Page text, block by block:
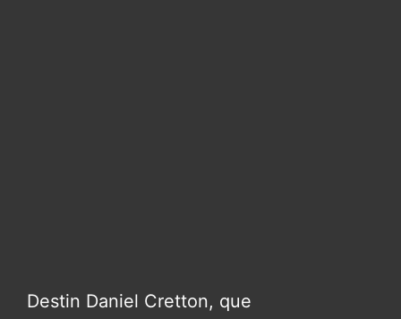
Destin Daniel Cretton, que